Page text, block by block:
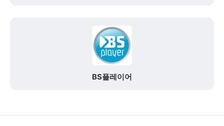
BS플레이어